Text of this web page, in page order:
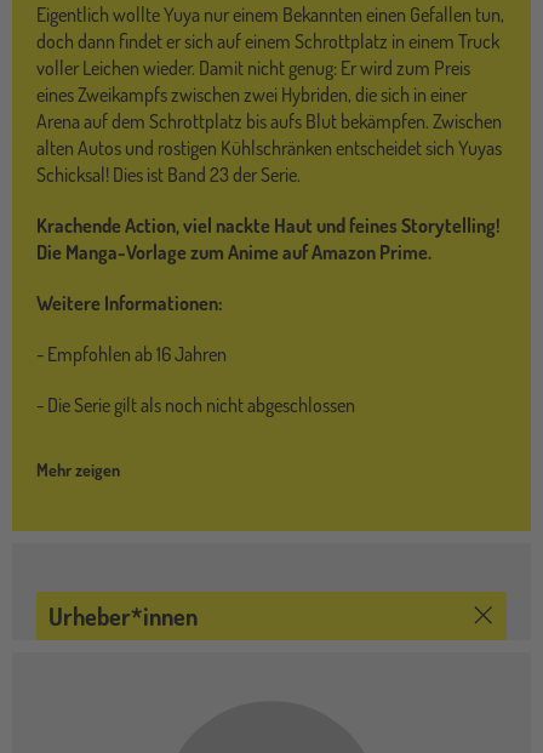
Eigentlich wollte Yuya nur einem Bekannten einen Gefallen tun,
doch dann findet er sich auf einem Schrottplatz in einem Truck
voller Leichen wieder. Damit nicht genug: Er wird zum Preis
eines Zweikampfs zwischen zwei Hybriden, die sich in einer
Arena auf dem Schrottplatz bis aufs Blut bekämpfen. Zwischen
alten Autos und rostigen Kühlschränken entscheidet sich Yuyas
Schicksal! Dies ist Band 23 der Serie.
Krachende Action, viel nackte Haut und feines Storytelling!
Die Manga-Vorlage zum Anime auf Amazon Prime.
Weitere Informationen:
- Empfohlen ab 16 Jahren
- Die Serie gilt als noch nicht abgeschlossen
Mehr zeigen
Urheber*innen